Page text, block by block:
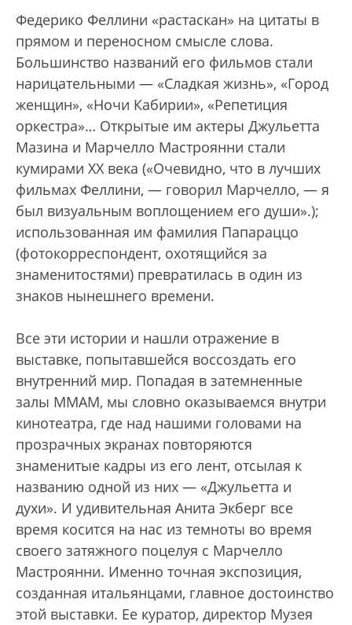
Федерико Феллини «растаскан» на цитаты в
прямом и переносном смысле слова.
Большинство названий его фильмов стали
нарицательными — «Сладкая жизнь», «Город
женщин», «Ночи Кабирии», «Репетиция
оркестра»… Открытые им актеры Джульетта
Мазина и Марчелло Мастроянни стали
кумирами ХХ века («Очевидно, что в лучших
фильмах Феллини, — говорил Марчелло, — я
был визуальным воплощением его души».);
использованная им фамилия Папараццо
(фотокорреспондент, охотящийся за
знаменитостями) превратилась в один из
знаков нынешнего времени.
Все эти истории и нашли отражение в
выставке, попытавшейся воссоздать его
внутренний мир. Попадая в затемненные
залы ММАМ, мы словно оказываемся внутри
кинотеатра, где над нашими головами на
прозрачных экранах повторяются
знаменитые кадры из его лент, отсылая к
названию одной из них — «Джульетта и
духи». И удивительная Анита Экберг все
время косится на нас из темноты во время
своего затяжного поцелуя с Марчелло
Мастроянни. Именно точная экспозиция,
созданная итальянцами, главное достоинство
этой выставки. Ее куратор, директор Музея